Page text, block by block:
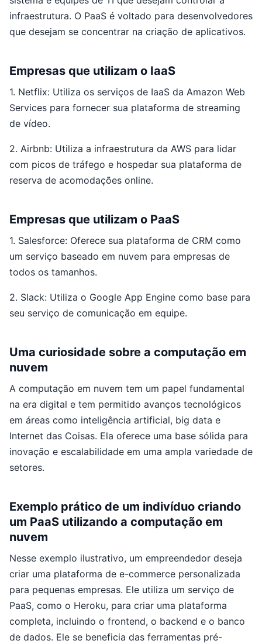
infraestrutura. O PaaS é voltado para desenvolvedores
que desejam se concentrar na criação de aplicativos.
Empresas que utilizam o IaaS
1. Netflix: Utiliza os serviços de IaaS da Amazon Web
Services para fornecer sua plataforma de streaming
de vídeo.
2. Airbnb: Utiliza a infraestrutura da AWS para lidar
com picos de tráfego e hospedar sua plataforma de
reserva de acomodações online.
Empresas que utilizam o PaaS
1. Salesforce: Oferece sua plataforma de CRM como
um serviço baseado em nuvem para empresas de
todos os tamanhos.
2. Slack: Utiliza o Google App Engine como base para
seu serviço de comunicação em equipe.
Uma curiosidade sobre a computação em
nuvem
A computação em nuvem tem um papel fundamental
na era digital e tem permitido avanços tecnológicos
em áreas como inteligência artificial, big data e
Internet das Coisas. Ela oferece uma base sólida para
inovação e escalabilidade em uma ampla variedade de
setores.
Exemplo prático de um indivíduo criando
um PaaS utilizando a computação em
nuvem
Nesse exemplo ilustrativo, um empreendedor deseja
criar uma plataforma de e-commerce personalizada
para pequenas empresas. Ele utiliza um serviço de
PaaS, como o Heroku, para criar uma plataforma
completa, incluindo o frontend, o backend e o banco
de dados. Ele se beneficia das ferramentas pré-